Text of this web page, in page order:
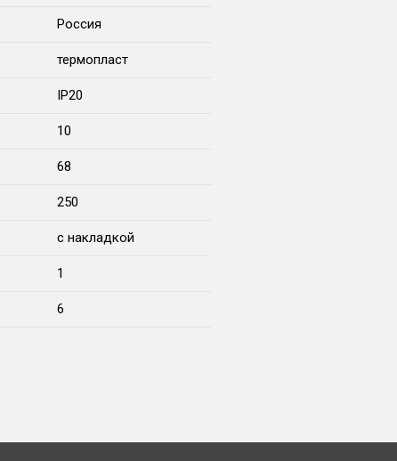
Россия
термопласт
IP20
10
68
250
с накладкой
1
6